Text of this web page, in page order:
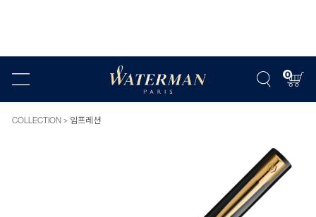
0
COLLECTION 임프레션